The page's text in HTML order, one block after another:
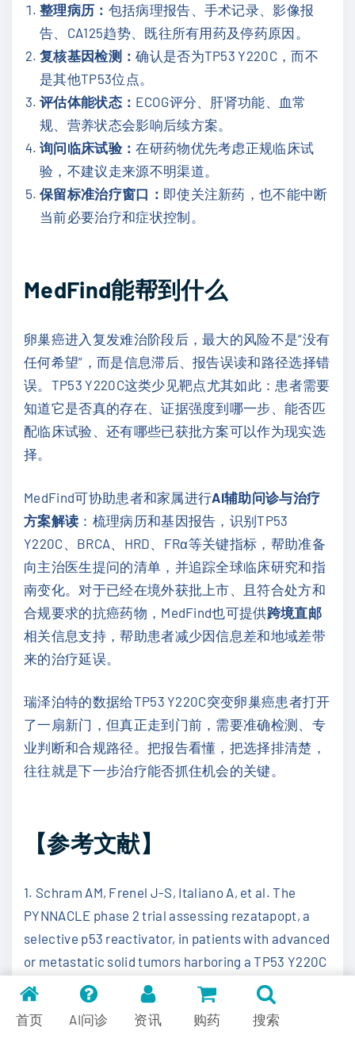
整理病历： 包括病理报告、手术记录、影像报
告、CA125趋势、既往所有用药及停药原因。
复核基因检测：确认是否为TP53 Y220C，而不
是其他TP53位点。
评估体能状态： ECOG评分、肝肾功能、血常
规、营养状态会影响后续方案。
询问临床试验：在研药物优先考虑正规临床试
验，不建议走来源不明渠道。
保留标准治疗窗口： 即使关注新药，也不能中断
当前必要治疗和症状控制。
MedFind能帮到什么
卵巢癌进入复发难治阶段后，最大的风险不是“没有
任何希望”，而是信息滞后、报告误读和路径选择错
误。TP53 Y220C这类少见靶点尤其如此：患者需要
知道它是否真的存在、证据强度到哪一步、能否匹
配临床试验、还有哪些已获批方案可以作为现实选
择。
MedFind可协助患者和家属进行AI辅助问诊与治疗
方案解读 ：梳理病历和基因报告，识别TP53
Y220C、BRCA、HRD、FRα等关键指标，帮助准备
向主治医生提问的清单，并追踪全球临床研究和指
南变化。对于已经在境外获批上市、且符合处方和
合规要求的抗癌药物，MedFind也可提供跨境直邮
相关信息支持，帮助患者减少因信息差和地域差带
来的治疗延误。
瑞泽泊特的数据给TP53 Y220C突变卵巢癌患者打开
了一扇新门，但真正走到门前，需要准确检测、专
业判断和合规路径。把报告看懂，把选择排清楚，
往往就是下一步治疗能否抓住机会的关键。
【参考文献】
1. Schram AM, Frenel J-S, Italiano A, et al. The
PYNNACLE phase 2 trial assessing rezatapopt, a
selective p53 reactivator, in patients with advanced
or metastatic solid tumors harboring a TP53 Y220C
mutation: interim analysis of patients with ovarian
cancer. Presented at: 2026 SGO Annual Meeting on
Women’s Cancer; April 10–13, 2026; San Juan, PR.
首页 AI问诊 资讯 购药 搜索